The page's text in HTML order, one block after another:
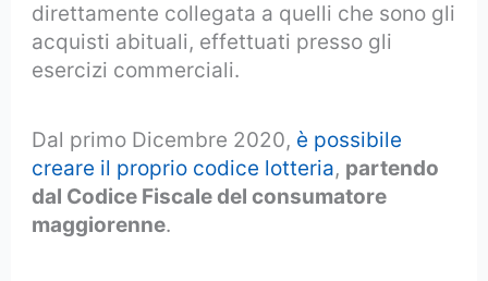
direttamente collegata a quelli che sono gli
acquisti abituali, effettuati presso gli
esercizi commerciali.
Dal primo Dicembre 2020, è possibile
creare il proprio codice lotteria, partendo
dal Codice Fiscale del consumatore
maggiorenne.